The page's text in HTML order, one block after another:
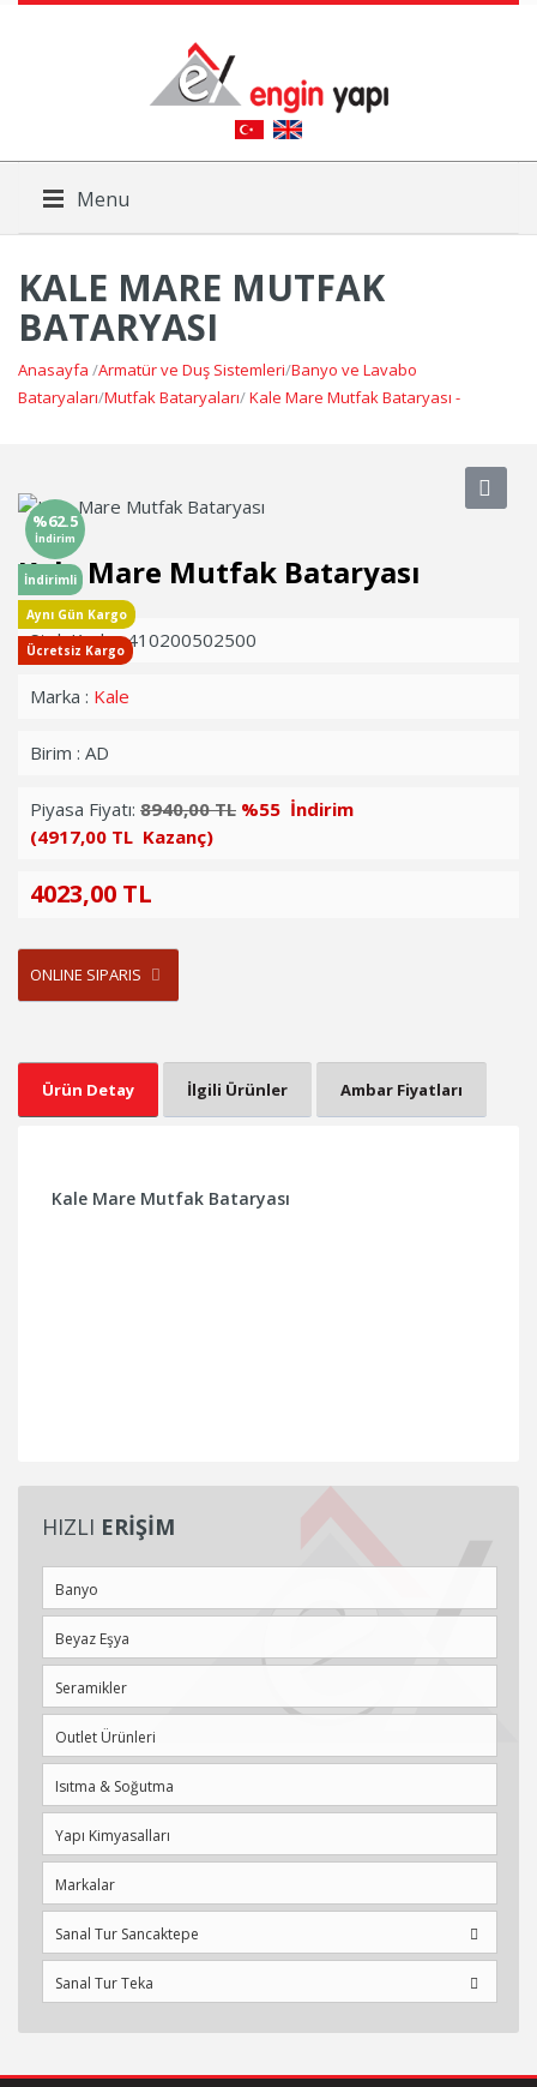
Menu
KALE MARE MUTFAK
BATARYASI
Anasayfa /Armatür ve Duş Sistemleri/Banyo ve Lavabo
Bataryaları/Mutfak Bataryaları/Kale Mare Mutfak Bataryası -
%62.5
İndirim
İndirimli
Aynı Gün Kargo
Ücretsiz Kargo
Kale Mare Mutfak Bataryası
Stok Kodu : 410200502500
Marka : Kale
Birim : AD
Piyasa Fiyatı: 8940,00 TL %55 İndirim
(4917,00 TL Kazanç)
4023,00 TL
ONLINE SIPARIS
Ürün Detay İlgili Ürünler Ambar Fiyatları
Kale Mare Mutfak Bataryası
HIZLI ERİŞİM
Banyo
Beyaz Eşya
Seramikler
Outlet Ürünleri
Isıtma & Soğutma
Yapı Kimyasalları
Markalar
Sanal Tur Sancaktepe
Sanal Tur Teka